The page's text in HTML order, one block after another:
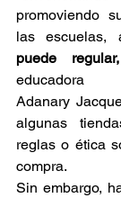
promoviendo
las escuelas,
puede
Adanary
algunas
reglas o ética
compra.
Sin embargo,